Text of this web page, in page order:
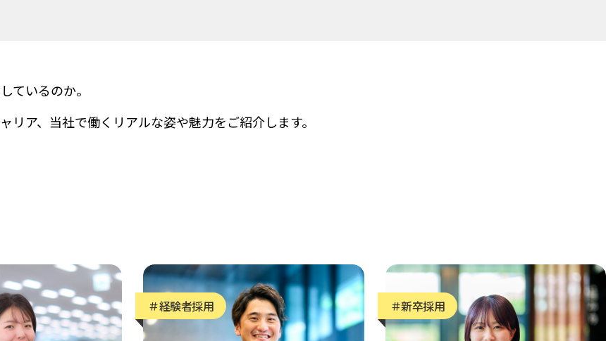
求人一覧
サイトに移動します
ENTRY
※マイナビ2028に遷移します
ているのか。
ア、当社で働くリアルな姿や魅力をご紹介します。
＃経験者採用 ＃新卒採用